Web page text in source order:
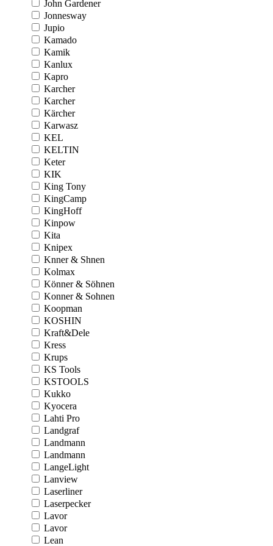
John Gardener
Jonnesway
Jupio
Kamado
Kamik
Kanlux
Kapro
Karcher
Karcher
Kärcher
Karwasz
KEL
KELTIN
Keter
KIK
King Tony
KingCamp
KingHoff
Kinpow
Kita
Knipex
Knner & Shnen
Kolmax
Könner & Söhnen
Konner & Sohnen
Koopman
KOSHIN
Kraft&Dele
Kress
Krups
KS Tools
KSTOOLS
Kukko
Kyocera
Lahti Pro
Landgraf
Landmann
Landmann
LangeLight
Lanview
Laserliner
Laserpecker
Lavor
Lavor
Lean